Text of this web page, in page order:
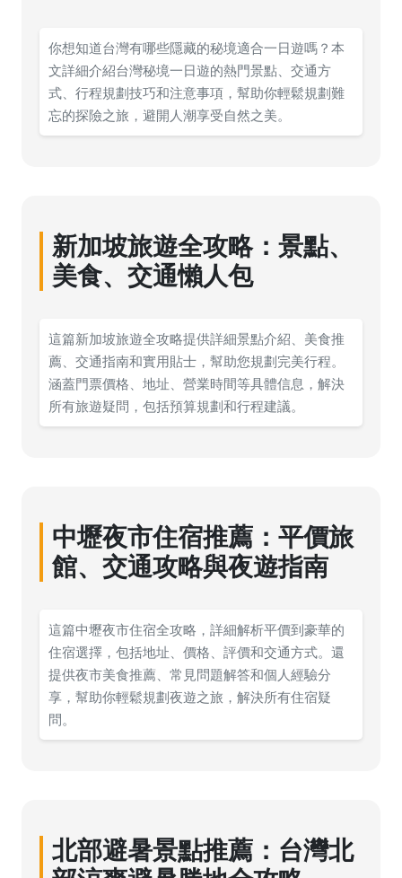
你想知道台灣有哪些隱藏的秘境適合一日遊嗎？本
文詳細介紹台灣秘境一日遊的熱門景點、交通方
式、行程規劃技巧和注意事項，幫助你輕鬆規劃難
忘的探險之旅，避開人潮享受自然之美。
新加坡旅遊全攻略：景點、
美食、交通懶人包
這篇新加坡旅遊全攻略提供詳細景點介紹、美食推
薦、交通指南和實用貼士，幫助您規劃完美行程。
涵蓋門票價格、地址、營業時間等具體信息，解決
所有旅遊疑問，包括預算規劃和行程建議。
中壢夜市住宿推薦：平價旅
館、交通攻略與夜遊指南
這篇中壢夜市住宿全攻略，詳細解析平價到豪華的
住宿選擇，包括地址、價格、評價和交通方式。還
提供夜市美食推薦、常見問題解答和個人經驗分
享，幫助你輕鬆規劃夜遊之旅，解決所有住宿疑
問。
北部避暑景點推薦：台灣北